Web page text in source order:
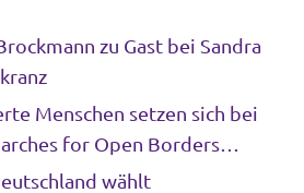
zu Gast bei Sandra
Menschen setzen sich bei
for Open Borders
in Europa ein
wählt